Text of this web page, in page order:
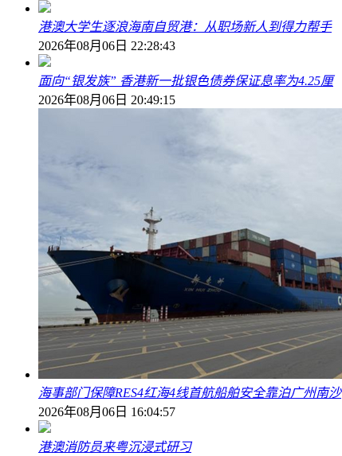
港澳大学生逐浪海南自贸港：从职场新人到得力帮手
2026年08月06日 22:28:43
面向“银发族” 香港新一批银色债券保证息率为4.25厘
2026年08月06日 20:49:15
海事部门保障RES4红海4线首航船舶安全靠泊广州南沙
2026年08月06日 16:04:57
港澳消防员来粤沉浸式研习